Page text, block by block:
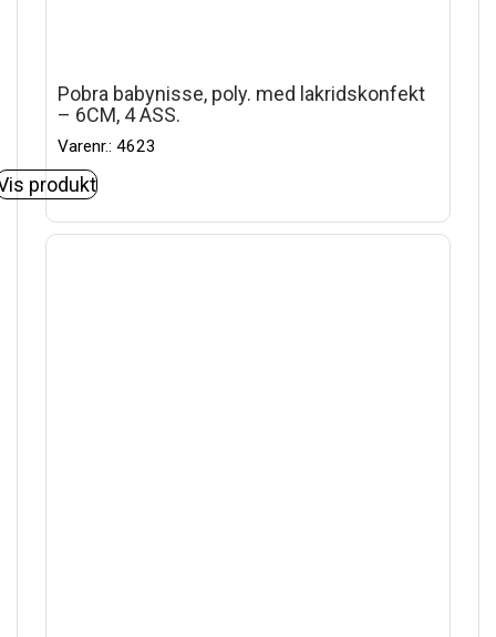
Pobra babynisse, poly. med lakridskonfekt
– 6CM, 4 ASS.
Varenr.: 4623
produkt